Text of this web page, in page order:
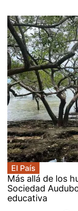
El País
Más allá de los
Sociedad
educativa